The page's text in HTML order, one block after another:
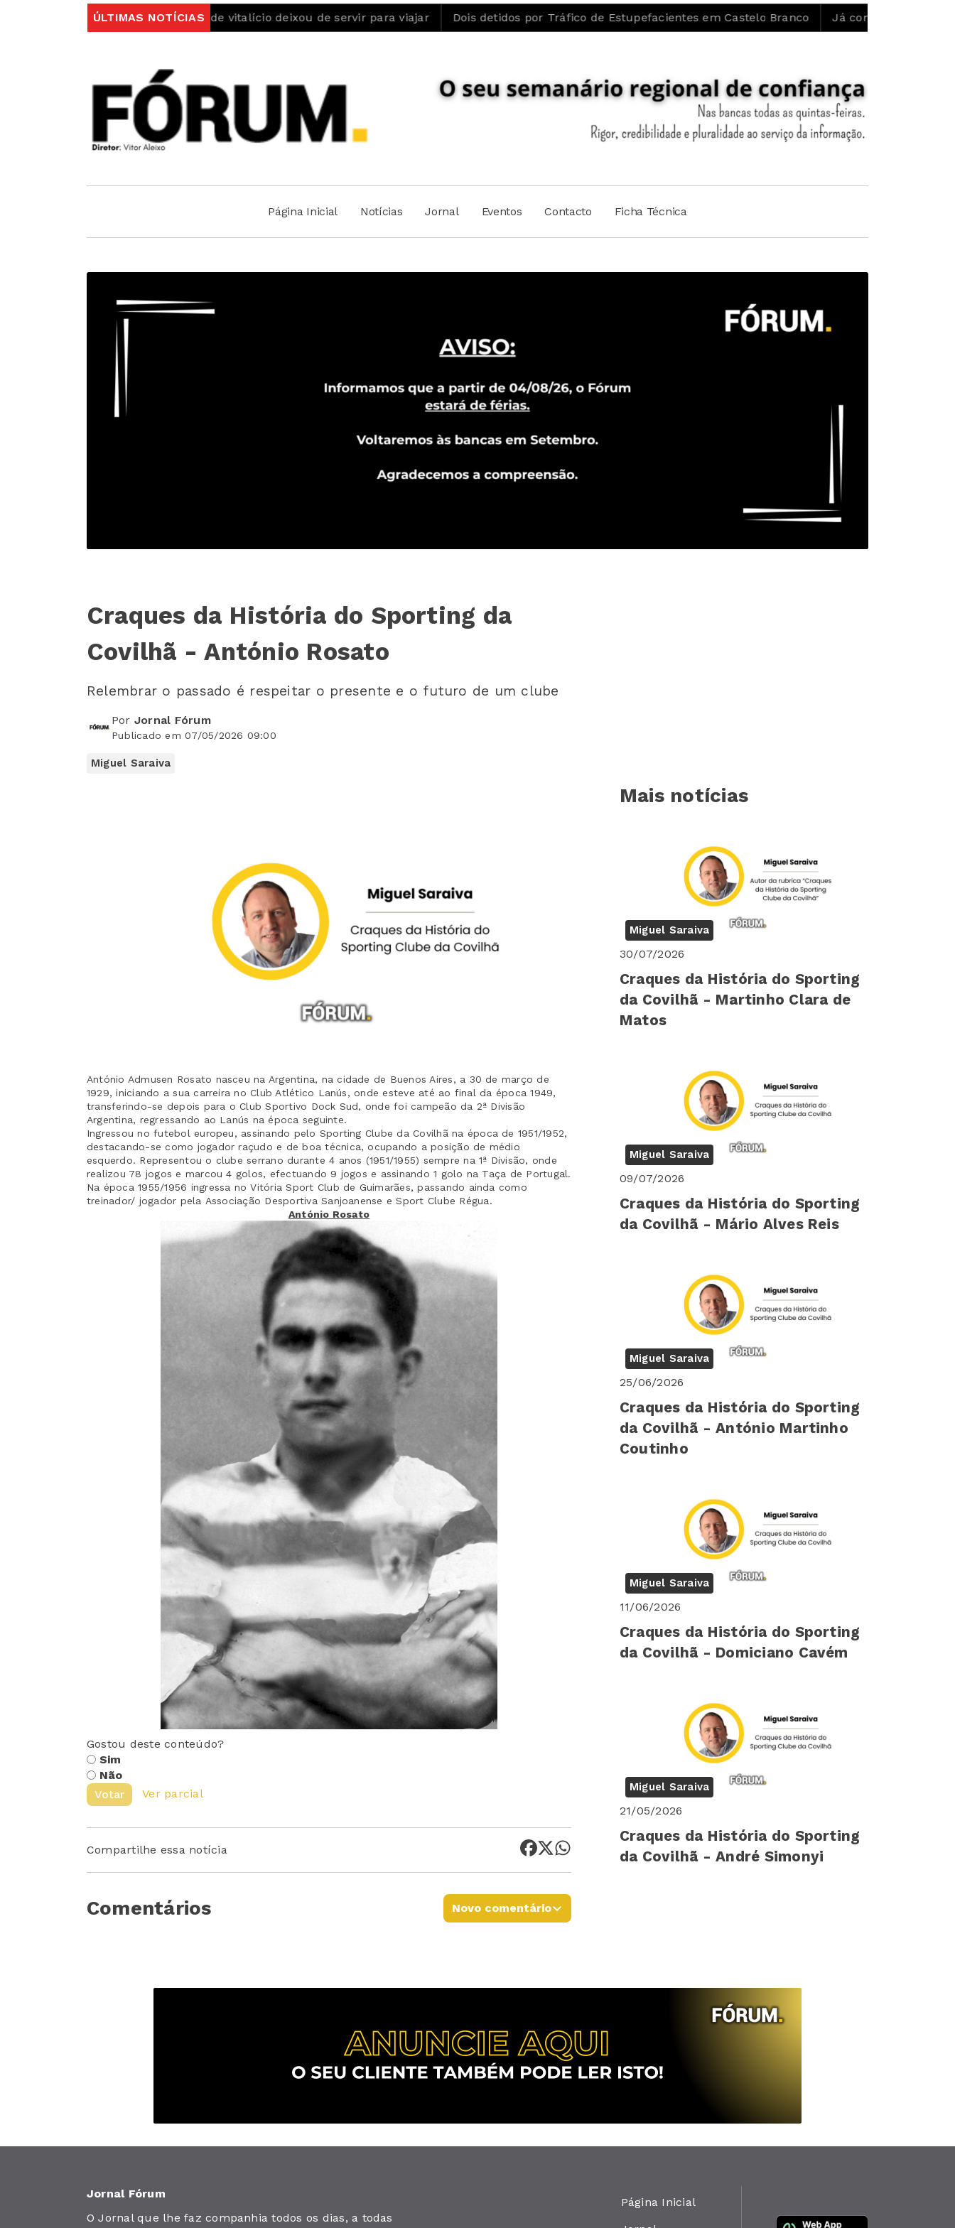
ÚLTIMAS NOTÍCIAS
Bilhete de Identidade vitalício deixou de servir para viajar Dois detidos por Tráfico de Estupefacientes em Castelo Branco Já começaram as obras de
Página Inicial Notícias Jornal Eventos Contacto Ficha Técnica
Craques da História do Sporting da
Covilhã - António Rosato
Relembrar o passado é respeitar o presente e o futuro de um clube
Por Jornal Fórum
Publicado em 07/05/2026 09:00
Miguel Saraiva
António Admusen Rosato nasceu na Argentina, na cidade de Buenos Aires, a 30 de março de
1929, iniciando a sua carreira no Club Atlético Lanús, onde esteve até ao final da época 1949,
transferindo-se depois para o Club Sportivo Dock Sud, onde foi campeão da 2ª Divisão
Argentina, regressando ao Lanús na época seguinte.
Ingressou no futebol europeu, assinando pelo Sporting Clube da Covilhã na época de 1951/1952,
destacando-se como jogador raçudo e de boa técnica, ocupando a posição de médio
esquerdo. Representou o clube serrano durante 4 anos (1951/1955) semprena 1ª Divisão, onde
realizou 78 jogos e marcou 4 golos, efectuando 9 jogos e assinando 1 golo na Taça de Portugal.
Na época 1955/1956 ingressa no Vitória Sport Club de Guimarães, passando ainda como
treinador/ jogador pela Associação DesportivaSanjoanense eSport Clube Régua.
António Rosato
Gostou deste conteúdo?
Sim
Não
Votar
Ver parcial
Compartilhe essa notícia
Comentários Novo comentário
Mais notícias
Miguel Saraiva
30/07/2026
Craques da História do Sporting
da Covilhã - Martinho Clara de
Matos
Miguel Saraiva
09/07/2026
Craques da História do Sporting
da Covilhã - Mário Alves Reis
Miguel Saraiva
25/06/2026
Craques da História do Sporting
da Covilhã - António Martinho
Coutinho
Miguel Saraiva
11/06/2026
Craques da História do Sporting
da Covilhã - Domiciano Cavém
Miguel Saraiva
21/05/2026
Craques da História do Sporting
da Covilhã - André Simonyi
Jornal Fórum
O Jornal que lhe faz companhia todos os dias, a todas
Página Inicial